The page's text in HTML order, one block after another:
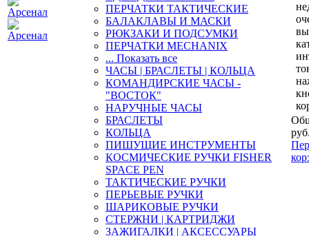
ПЕРЧАТКИ ТАКТИЧЕСКИЕ
БАЛАКЛАВЫ И МАСКИ
РЮКЗАКИ И ПОДСУМКИ
ПЕРЧАТКИ MECHANIX
... Показать все
ЧАСЫ | БРАСЛЕТЫ | КОЛЬЦА
КОМАНДИРСКИЕ ЧАСЫ -
"ВОСТОК"
НАРУЧНЫЕ ЧАСЫ
БРАСЛЕТЫ
КОЛЬЦА
ПИШУЩИЕ ИНСТРУМЕНТЫ
КОСМИЧЕСКИЕ РУЧКИ FISHER
SPACE PEN
ТАКТИЧЕСКИЕ РУЧКИ
ПЕРЬЕВЫЕ РУЧКИ
ШАРИКОВЫЕ РУЧКИ
СТЕРЖНИ | КАРТРИДЖИ
ЗАЖИГАЛКИ | АКСЕССУАРЫ